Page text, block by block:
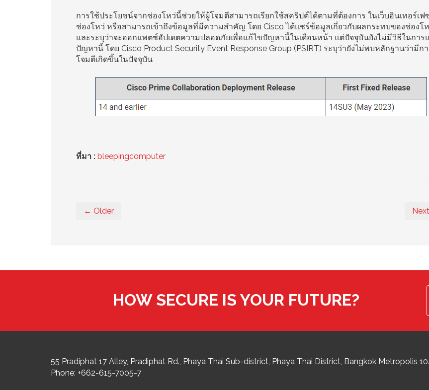
การใช้ประโยชน์จากช่องโหว่นี้ช่วยให้ผู้โจมตีสามารถเรียกใช้สคริปต์ได้ตามที่ต้องการ ในเว็บอินเทอร์เฟ
ช่องโหว่ หรือสามารถเข้าถึงข้อมูลที่มีความสำคัญ โดย Cisco ได้แชร์ข้อมูลเกี่ยวกับผลกระทบของช่องโ
และระบุว่าจะออกแพตซ์อัปเดตความปลอดภัยเพื่อแก้ไขปัญหานี้ในเดือนหน้า แต่ปัจจุบันยังไม่มีวิธีในการ
ปัญหานี้ โดย Cisco Product Security Event Response Group (PSIRT) ระบุว่ายังไม่พบหลักฐานว่ามีก
โจมตีเกิดขึ้นในปัจจุบัน
ที่มา : bleepingcomputer
← Older
HOW SECURE IS YOUR FUTURE?
55 Pradiphat 17 Alley, Pradiphat Rd., Phaya Thai Sub-district Phaya Thai District, Bangkok Metropolis
Phone: +662-615-7005-7